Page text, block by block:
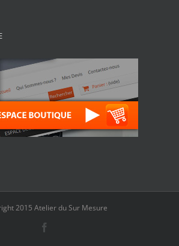
2015 Atelier du Sur Mesure